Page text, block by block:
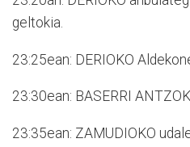
geltokia.
23:25ean: DERIOKO
23:30ean: BASERRI
23:35ean: ZAMUDIOKO